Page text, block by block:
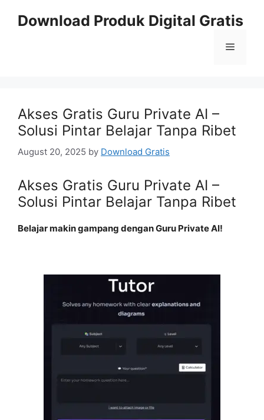
Download Produk Digital Gratis
Menu
Akses Gratis Guru Private AI –
Solusi Pintar Belajar Tanpa Ribet
August 20, 2025 by Download Gratis
Akses Gratis Guru Private AI –
Solusi Pintar Belajar Tanpa Ribet
Belajar makin gampang dengan Guru Private AI!